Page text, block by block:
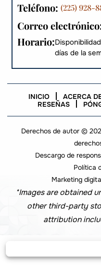
Teléfono: (225) 928-
Correo
Horario:
días de la
INICIO ACERCA
RESEÑAS
Derechos de autor ©
Descargo de
Política
Marketing
*Images are obtained
other third-party
attribution